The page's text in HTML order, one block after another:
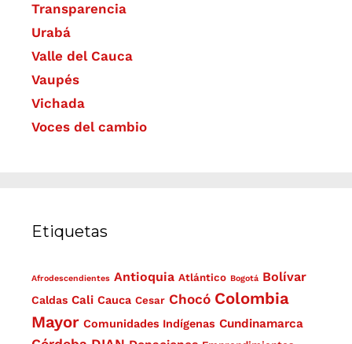
Transparencia
Urabá
Valle del Cauca
Vaupés
Vichada
Voces del cambio
Etiquetas
Afrodescendientes Antioquia Atlántico Bogotá Bolívar
Caldas Cali Cauca Cesar Chocó Colombia
Mayor Comunidades Indígenas Cundinamarca